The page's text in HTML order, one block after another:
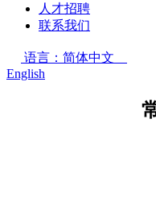
人才招聘
联系我们
语言：简体中文
English